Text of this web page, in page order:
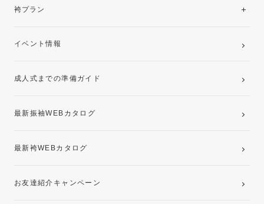
レンタルプラン
袴プラン
卒業袴レンタルプラン
イベント情報
成人式までの準備ガイド
最新振袖WEBカタログ
最新袴WEBカタログ
お友達紹介キャンペーン